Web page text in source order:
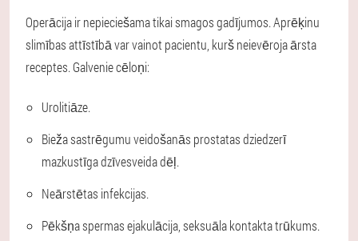
Operācija ir nepieciešama tikai smagos gadījumos. Aprēķinu
slimības attīstībā var vainot pacientu, kurš neievēroja ārsta
receptes. Galvenie cēloņi:
Urolitiāze.
Bieža sastrēgumu veidošanās prostatas dziedzerī
mazkustīga dzīvesveida dēļ.
Neārstētas infekcijas.
Pēkšņa spermas ejakulācija, seksuāla kontakta trūkums.